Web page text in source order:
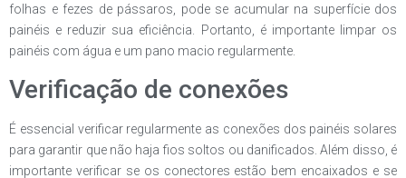
folhas e fezes de pássaros, pode se acumular na superfície dos
painéis e reduzir sua eficiência. Portanto, é importante limpar os
painéis com água e um pano macio regularmente.
Verificação de conexões
É essencial verificar regularmente as conexões dos painéis solares
para garantir que não haja fios soltos ou danificados. Além disso, é
importante verificar se os conectores estão bem encaixados e se